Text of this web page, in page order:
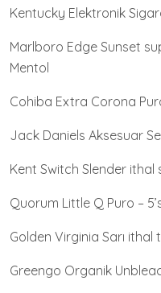
Kentucky Elektronik
Marlboro Edge Sunset
Mentol
Cohiba Extra Corona
Jack Daniels Aksesuar
Kent Switch Slender ithal
Quorum Little Q Puro –
Golden Virginia Sarı ithal
Greengo Organik